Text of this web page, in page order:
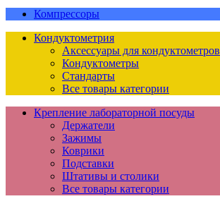
Компрессоры
Кондуктометрия
Аксессуары для кондуктометров
Кондуктометры
Стандарты
Все товары категории
Крепление лабораторной посуды
Держатели
Зажимы
Коврики
Подставки
Штативы и столики
Все товары категории